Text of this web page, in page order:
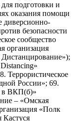
подготовки и
оказания помощи
диверсионно-
безопасности
сообщество
организация
Террористическое
России»; 69.
в ВКП(б)»
– «Омская
«Полк
Кастуся